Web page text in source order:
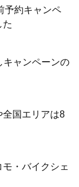
予約キャンペ
た
キャンペーンの
全国エリアは8
・バイクシェ